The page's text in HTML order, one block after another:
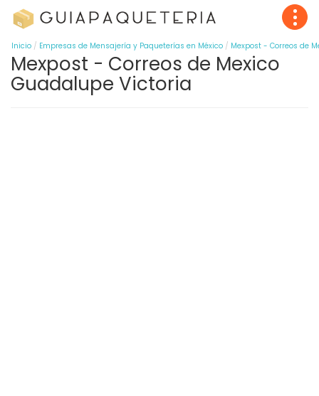
Inicio Empresas de Mensajería y Paqueterías en México Mexpost - Correos de
Mexpost - Correos de Mexico
Guadalupe Victoria